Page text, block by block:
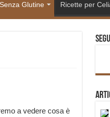
Glutine Ricette per
a vedere cosa è